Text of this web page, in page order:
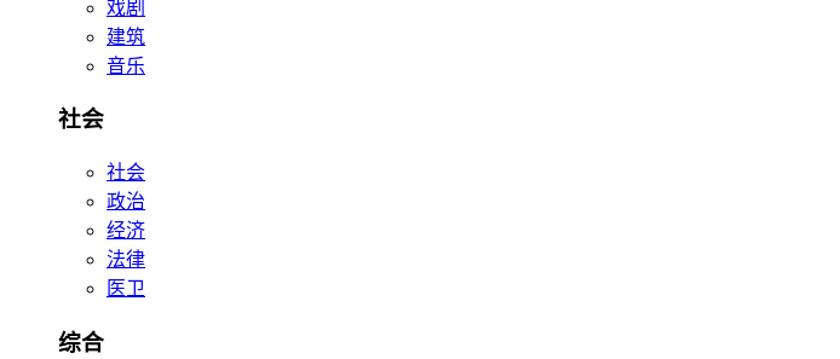
戏剧
建筑
音乐
社会
社会
政治
经济
法律
医卫
综合